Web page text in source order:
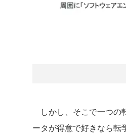
しかし、そこで一つの
ータが得意で好きなら転